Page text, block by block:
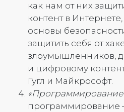
как нам от них
контент в
основы
защитить себя от
злоумышленников,
и цифровому
Гугл и Майкрософт.
программирование